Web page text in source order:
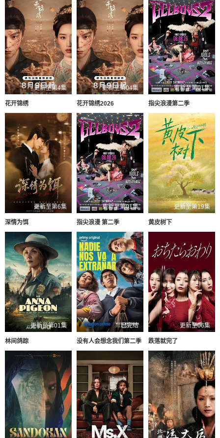
更新至第4集
花开锦绣
更新至第04集
花开锦绣2026
更新至第01集
指尖浪漫第二季
更新至第6集
深情为饵
更新至第01集
指尖浪漫 第二季
更新至第19集
黄皮树下
更新至第01集
林间鸽踪
已完结
没有人会想念我们第二季
更新至06集
跌落就完了